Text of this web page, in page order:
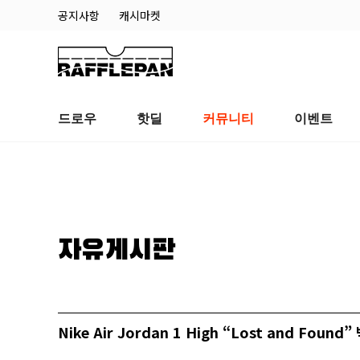
공지사항 캐시마켓
드로우 핫딜 커뮤니티 이벤트
자유게시판
Nike Air Jordan 1 High “Lost and Found”